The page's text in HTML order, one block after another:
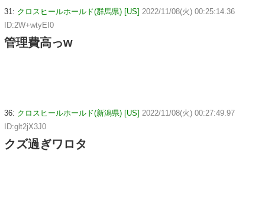
31: クロスヒールホールド(群馬県) [US] 2022/11/08(火) 00:25:14.36
ID:2W+wtyEI0
管理費高っw
36: クロスヒールホールド(新潟県) [US] 2022/11/08(火) 00:27:49.97
ID:glt2jX3J0
クズ過ぎワロタ